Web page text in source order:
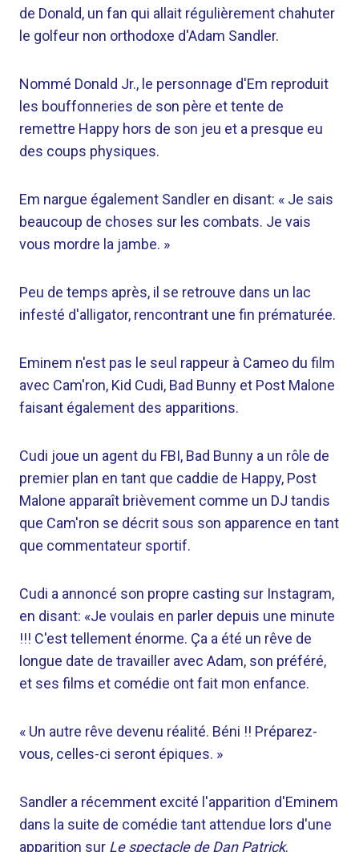
de Donald, un fan qui allait régulièrement chahuter
le golfeur non orthodoxe d'Adam Sandler.
Nommé Donald Jr., le personnage d'Em reproduit
les bouffonneries de son père et tente de
remettre Happy hors de son jeu et a presque eu
des coups physiques.
Em nargue également Sandler en disant: « Je sais
beaucoup de choses sur les combats. Je vais
vous mordre la jambe. »
Peu de temps après, il se retrouve dans un lac
infesté d'alligator, rencontrant une fin prématurée.
Eminem n'est pas le seul rappeur à Cameo du film
avec Cam'ron, Kid Cudi, Bad Bunny et Post Malone
faisant également des apparitions.
Cudi joue un agent du FBI, Bad Bunny a un rôle de
premier plan en tant que caddie de Happy, Post
Malone apparaît brièvement comme un DJ tandis
que Cam'ron se décrit sous son apparence en tant
que commentateur sportif.
Cudi a annoncé son propre casting sur Instagram,
en disant: «Je voulais en parler depuis une minute
!!! C'est tellement énorme. Ça a été un rêve de
longue date de travailler avec Adam, son préféré,
et ses films et comédie ont fait mon enfance.
« Un autre rêve devenu réalité. Béni !! Préparez-
vous, celles-ci seront épiques. »
Sandler a récemment excité l'apparition d'Eminem
dans la suite de comédie tant attendue lors d'une
apparition sur Le spectacle de Dan Patrick.